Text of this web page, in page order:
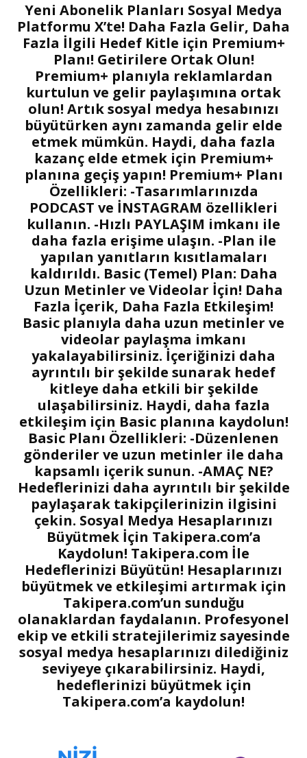
Yeni Abonelik Planları Sosyal Medya
Platformu X’te! Daha Fazla Gelir, Daha
Fazla İlgili Hedef Kitle için Premium+
Planı! Getirilere Ortak Olun!
Premium+ planıyla reklamlardan
kurtulun ve gelir paylaşımına ortak
olun! Artık sosyal medya hesabınızı
büyütürken aynı zamanda gelir elde
etmek mümkün. Haydi, daha fazla
kazanç elde etmek için Premium+
planına geçiş yapın! Premium+ Planı
Özellikleri: -Tasarımlarınızda
PODCAST ve İNSTAGRAM özellikleri
kullanın. -Hızlı PAYLAŞIM imkanı ile
daha fazla erişime ulaşın. -Plan ile
yapılan yanıtların kısıtlamaları
kaldırıldı. Basic (Temel) Plan: Daha
Uzun Metinler ve Videolar İçin! Daha
Fazla İçerik, Daha Fazla Etkileşim!
Basic planıyla daha uzun metinler ve
videolar paylaşma imkanı
yakalayabilirsiniz. İçeriğinizi daha
ayrıntılı bir şekilde sunarak hedef
kitleye daha etkili bir şekilde
ulaşabilirsiniz. Haydi, daha fazla
etkileşim için Basic planına kaydolun!
Basic Planı Özellikleri: -Düzenlenen
gönderiler ve uzun metinler ile daha
kapsamlı içerik sunun. -AMAÇ NE?
Hedeflerinizi daha ayrıntılı bir şekilde
paylaşarak takipçilerinizin ilgisini
çekin. Sosyal Medya Hesaplarınızı
Büyütmek İçin Takipera.com’a
Kaydolun! Takipera.com İle
Hedeflerinizi Büyütün! Hesaplarınızı
büyütmek ve etkileşimi artırmak için
Takipera.com’un sunduğu
olanaklardan faydalanın. Profesyonel
ekip ve etkili stratejilerimiz sayesinde
sosyal medya hesaplarınızı dilediğiniz
seviyeye çıkarabilirsiniz. Haydi,
hedeflerinizi büyütmek için
Takipera.com’a kaydolun!